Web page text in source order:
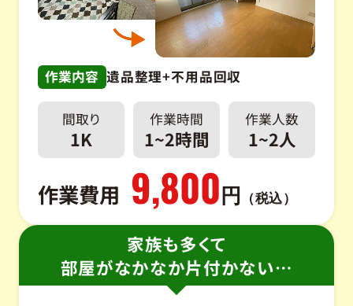
作業内容 遺品整理+不用品回収
間取り
1K
作業時間
1~2時間
作業人数
1~2人
作業費用 9,800 円 （税込）
家族も多くて
部屋がなかなか片付かない…